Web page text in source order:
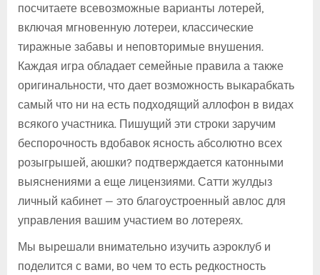
посчитаете всевозможные варианты лотерей,
включая мгновенную лотереи, классические
тиражные забавы и неповторимые внушения.
Каждая игра обладает семейные правила а также
оригинальности, что дает возможность выкарабкать
самый что ни на есть подходящий аллофон в видах
всякого участника. Пишущий эти строки заручим
беспорочность вдобавок ясность абсолютно всех
розыгрышей, аюшки? подтверждается катонными
выяснениями а еще лицензиями. Сатти жулдыз
личный кабинет — это благоустроенный авлос для
управления вашим участием во лотереях.
Мы вырешали внимательно изучить аэроклуб и
поделится с вами, во чем то есть редкостность